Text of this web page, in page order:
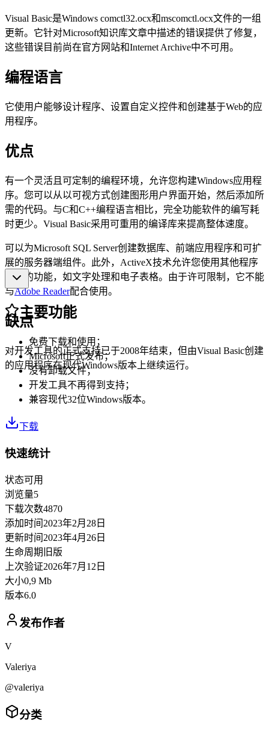
Visual Basic是Windows comctl32.ocx和mscomctl.ocx文件的一组
更新。它针对Microsoft知识库文章中描述的错误提供了修复，
这些错误目前尚在官方网站和Internet Archive中不可用。
编程语言
它使用户能够设计程序、设置自定义控件和创建基于Web的应
用程序。
优点
有一个灵活且可定制的编程环境，允许您构建Windows应用程
序。您可以从以可视方式创建图形用户界面开始，然后添加所
需的代码。与C和C++编程语言相比，完全功能软件的编写耗
时更少。Visual Basic采用可重用的编译库来提高整体速度。
可以为Microsoft SQL Server创建数据库、前端应用程序和可扩
展的服务器端组件。此外，ActiveX技术允许您使用其他程序
提供的功能，如文字处理和电子表格。由于许可限制，它不能
与Adobe Reader配合使用。
缺点
对开发工具的正式支持已于2008年结束，但由Visual Basic创建
的应用程序在现代Windows版本上继续运行。
主要功能
免费下载和使用；
Microsoft正式发布；
没有卸载文件；
开发工具不再得到支持；
兼容现代32位Windows版本。
下载
快速统计
状态可用
浏览量5
下载次数4870
添加时间 2023年2月28日
更新时间 2023年4月26日
生命周期 旧版
上次验证2026年7月12日
大小0,9 Mb
版本6.0
发布作者
V
Valeriya
@valeriya
分类